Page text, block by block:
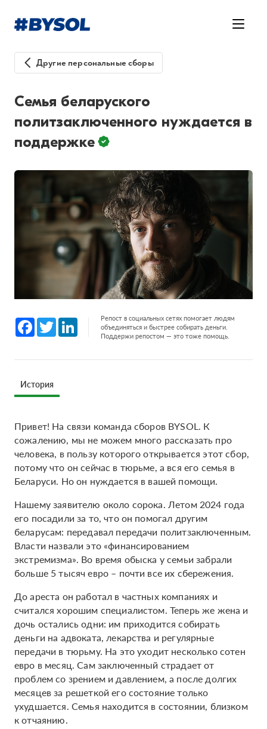
Другие персональные сборы
Семья беларуского
политзаключенного нуждается в
поддержке
Facebook
Twitter LinkedInРепост в социальных сетях помогает людям
объединяться и быстрее собирать деньги.
Поддержи репостом — это тоже помощь.
История
Привет! На связи команда сборов BYSOL. К
сожалению, мы не можем много рассказать про
человека, в пользу которого открывается этот сбор,
потому что он сейчас в тюрьме, а вся его семья в
Беларуси. Но он нуждается в вашей помощи.
Нашему заявителю около сорока. Летом 2024 года
его посадили за то, что он помогал другим
беларусам: передавал передачи политзаключенным.
Власти назвали это «финансированием
экстремизма». Во время обыска у семьи забрали
больше 5 тысяч евро – почти все их сбережения.
До ареста он работал в частных компаниях и
считался хорошим специалистом. Теперь же жена и
дочь остались одни: им приходится собирать
деньги на адвоката, лекарства и регулярные
передачи в тюрьму. На это уходит несколько сотен
евро в месяц. Сам заключенный страдает от
проблем со зрением и давлением, а после долгих
месяцев за решеткой его состояние только
ухудшается. Семья находится в состоянии, близком
к отчаянию.